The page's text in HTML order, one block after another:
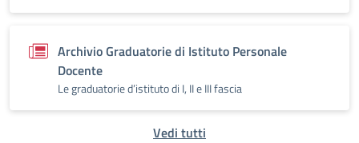
Archivio Graduatorie di Istituto Personale
Docente
Le graduatorie d’istituto di I, II e III fascia
Vedi tutti